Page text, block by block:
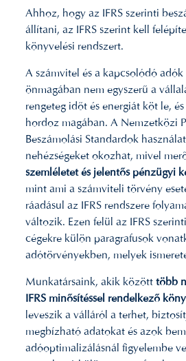
Ahhoz, hogy az IFRS szerinti
állítani, az IFRS szerint kell
könyvelési rendszert.
A számvitel és a kapcsolódó adók
önmagában nem egyszerű a
rengeteg időt és energiát köt le,
hordoz magában. A Nemzetközi
Beszámolási Standardok
nehézségeket okozhat, mivel
szemléletet és jelentős pénzügyi
mint ami a számviteli törvény
ráadásul az IFRS rendszere
változik. Ezen felül az IFRS
cégekre külön paragrafusok
adótörvényekben, melyek
Munkatársaink, akik közötttöbb
IFRS minősítéssel rendelkező
leveszik a válláról a terhet,
megbízható adatokat és azok
adóoptimalizálásnál figyelembe